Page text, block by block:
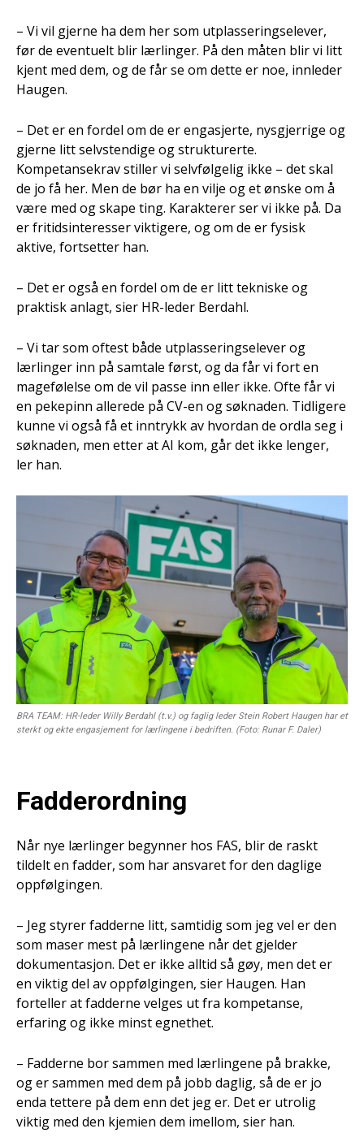
– Vi vil gjerne ha dem her som utplasseringselever,
før de eventuelt blir lærlinger. På den måten blir vi litt
kjent med dem, og de får se om dette er noe, innleder
Haugen.
– Det er en fordel om de er engasjerte, nysgjerrige og
gjerne litt selvstendige og strukturerte.
Kompetansekrav stiller vi selvfølgelig ikke – det skal
de jo få her. Men de bør ha en vilje og et ønske om å
være med og skape ting. Karakterer ser vi ikke på. Da
er fritidsinteresser viktigere, og om de er fysisk
aktive, fortsetter han.
– Det er også en fordel om de er litt tekniske og
praktisk anlagt, sier HR-leder Berdahl.
– Vi tar som oftest både utplasseringselever og
lærlinger inn på samtale først, og da får vi fort en
magefølelse om de vil passe inn eller ikke. Ofte får vi
en pekepinn allerede på CV-en og søknaden. Tidligere
kunne vi også få et inntrykk av hvordan de ordla seg i
søknaden, men etter at AI kom, går det ikke lenger,
ler han.
BRA TEAM: HR-leder Willy Berdahl (t.v.) og faglig leder Stein Robert Haugen har et
sterkt og ekte engasjement for lærlingene i bedriften. (Foto: Runar F. Daler)
Fadderordning
Når nye lærlinger begynner hos FAS, blir de raskt
tildelt en fadder, som har ansvaret for den daglige
oppfølgingen.
– Jeg styrer fadderne litt, samtidig som jeg vel er den
som maser mest på lærlingene når det gjelder
dokumentasjon. Det er ikke alltid så gøy, men det er
en viktig del av oppfølgingen, sier Haugen. Han
forteller at fadderne velges ut fra kompetanse,
erfaring og ikke minst egnethet.
– Fadderne bor sammen med lærlingene på brakke,
og er sammen med dem på jobb daglig, så de er jo
enda tettere på dem enn det jeg er. Det er utrolig
viktig med den kjemien dem imellom, sier han.